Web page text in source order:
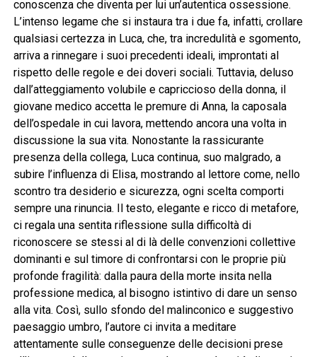
conoscenza che diventa per lui un’autentica ossessione.
L’intenso legame che si instaura tra i due fa, infatti, crollare
qualsiasi certezza in Luca, che, tra incredulità e sgomento,
arriva a rinnegare i suoi precedenti ideali, improntati al
rispetto delle regole e dei doveri sociali. Tuttavia, deluso
dall’atteggiamento volubile e capriccioso della donna, il
giovane medico accetta le premure di Anna, la caposala
dell’ospedale in cui lavora, mettendo ancora una volta in
discussione la sua vita. Nonostante la rassicurante
presenza della collega, Luca continua, suo malgrado, a
subire l’influenza di Elisa, mostrando al lettore come, nello
scontro tra desiderio e sicurezza, ogni scelta comporti
sempre una rinuncia. Il testo, elegante e ricco di metafore,
ci regala una sentita riflessione sulla difficoltà di
riconoscere se stessi al di là delle convenzioni collettive
dominanti e sul timore di confrontarsi con le proprie più
profonde fragilità: dalla paura della morte insita nella
professione medica, al bisogno istintivo di dare un senso
alla vita. Così, sullo sfondo del malinconico e suggestivo
paesaggio umbro, l’autore ci invita a meditare
attentamente sulle conseguenze delle decisioni prese